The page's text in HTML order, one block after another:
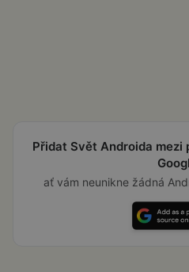
Přidat Svět Androida
ať vám neunikne žádná